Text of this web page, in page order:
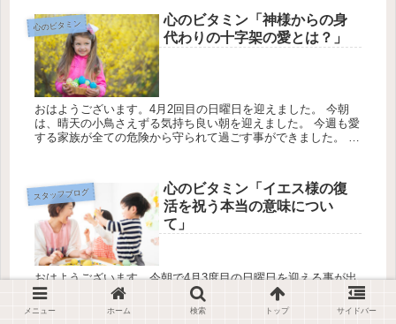
心のビタミン
心のビタミン「神様からの身
代わりの十字架の愛とは？」
おはようございます。4月2回目の日曜日を迎えました。 今朝
は、晴天の小鳥さえずる気持ち良い朝を迎えました。 今週も愛
する家族が全ての危険から守られて過ごす事ができました。 今
スタッフブログ
心のビタミン「イエス様の復
活を祝う本当の意味につい
て」
おはようございます。今朝で4月3度目の日曜日を迎える事が出
来ました。 ★去った１週間の一番の恵みは、愛する家族・親
族・友人達が大きな事故・病気から守れた事が一番の感謝の事
メニュー ホーム 検索 トップ サイドバー